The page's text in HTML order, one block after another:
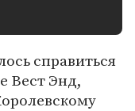
справиться
Вест Энд,